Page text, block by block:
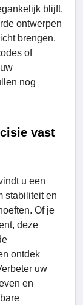
blijft.
ontwerpen
brengen.
of
nog
vast
u een
stabiliteit en
Of je
deze
ontdek
uw
en